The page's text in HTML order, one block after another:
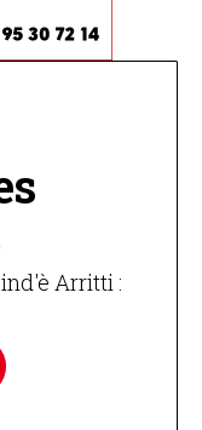
Arritti :